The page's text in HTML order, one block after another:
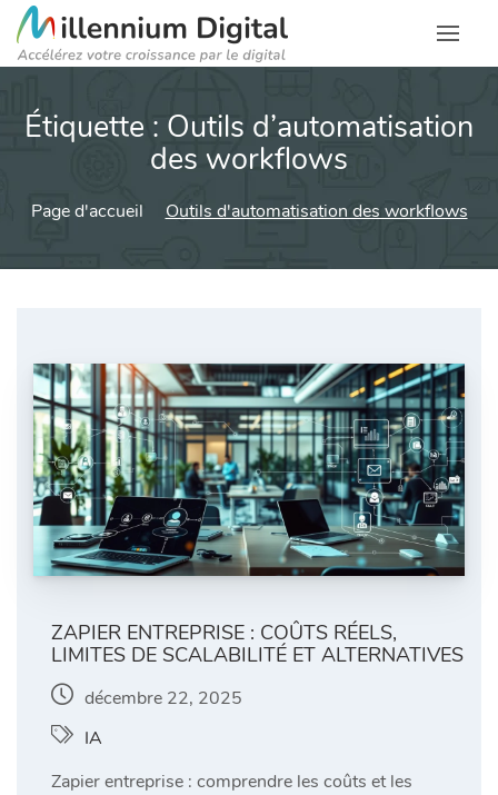
Étiquette : Outils d’automatisation
des workflows
Page d'accueil Outils d'automatisation des workflows
ZAPIER ENTREPRISE : COÛTS RÉELS,
LIMITES DE SCALABILITÉ ET ALTERNATIVES
décembre 22, 2025
IA
Zapier entreprise : comprendre les coûts et les